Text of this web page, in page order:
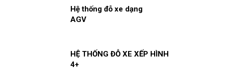
Hệ thống đỗ xe dạng
AGV
HỆ THỐNG ĐỖ XE XẾP HÌNH
4+